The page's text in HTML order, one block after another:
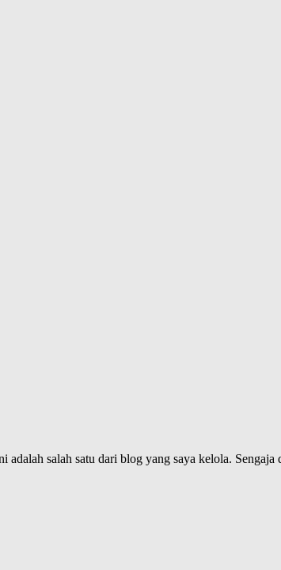
salah satu dari blog yang saya kelola.